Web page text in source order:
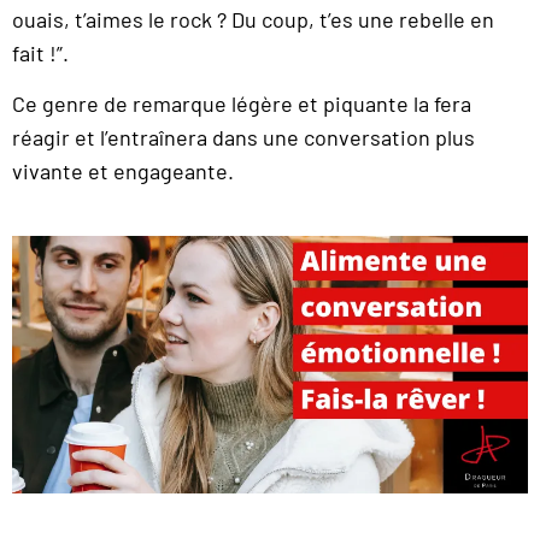
ouais, t’aimes le rock ? Du coup, t’es une rebelle en
fait !”.
Ce genre de remarque légère et piquante la fera
réagir et l’entraînera dans une conversation plus
vivante et engageante.